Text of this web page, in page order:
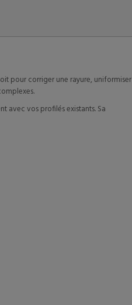
pour corriger une rayure, uniformiser
avec vos profilés existants. Sa